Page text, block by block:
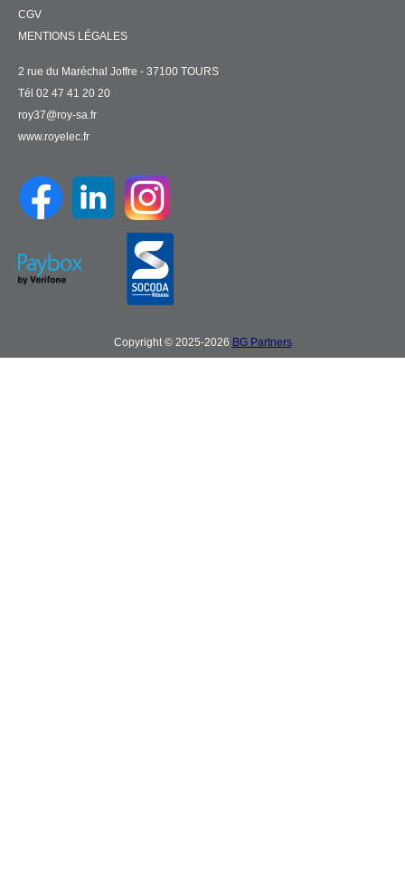
CGV
MENTIONS LÉGALES
2 rue du Maréchal Joffre - 37100 TOURS
Tél 02 47 41 20 20
roy37@roy-sa.fr
www.royelec.fr
Copyright © 2025-2026 BG Partners